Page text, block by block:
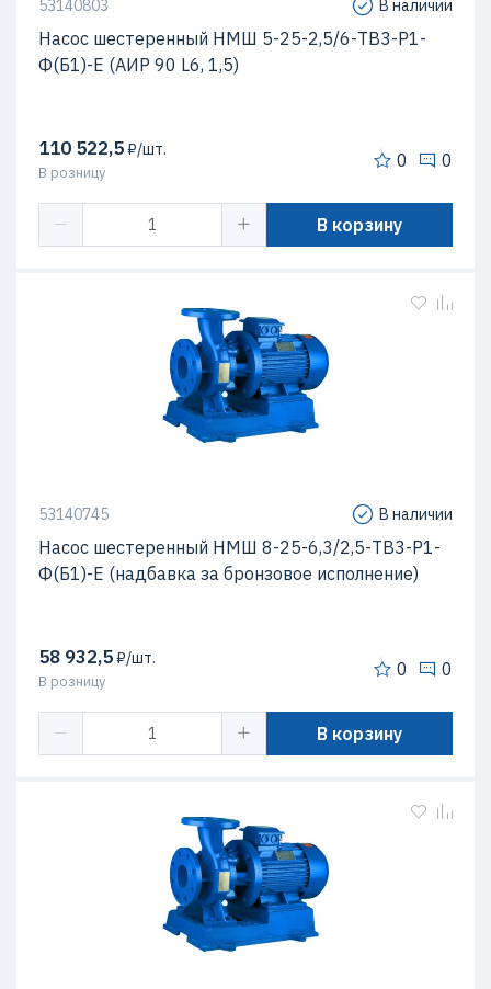
53140803 В наличии
Насос шестеренный НМШ 5-25-2,5/6-ТВ3-Р1-
Ф(Б1)-Е (АИР 90 L6, 1,5)
110 522,5₽/шт.
В розницу
0 0
В корзину
53140745 В наличии
Насос шестеренный НМШ 8-25-6,3/2,5-ТВ3-Р1-
Ф(Б1)-Е (надбавка за бронзовое исполнение)
58 932,5₽/шт.
В розницу
0 0
В корзину